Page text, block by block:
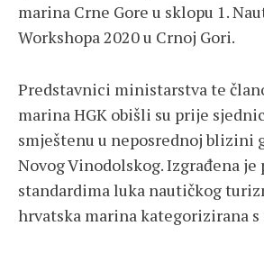
marina Crne Gore u sklopu 1.
Workshopa 2020 u Crnoj Gori.
Predstavnici ministarstva te
marina HGK obišli su prije
smještenu u neposrednoj blizini
Novog Vinodolskog. Izgrađena
standardima luka nautičkog
hrvatska marina kategorizirana s